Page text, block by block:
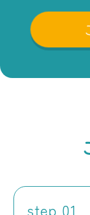
step
った情報で
より、弊社
除（以下、
合、または
を超えて取